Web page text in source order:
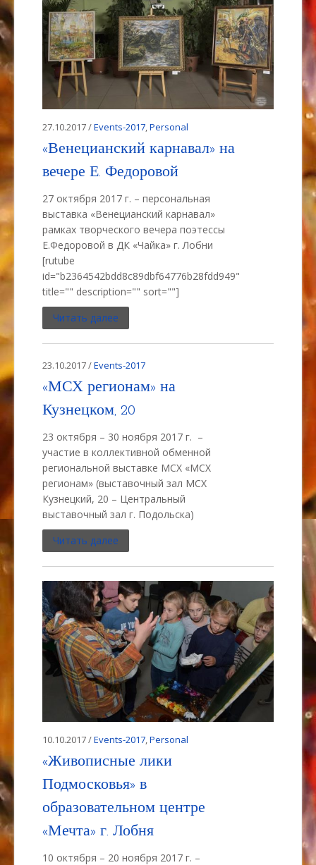
27.10.2017 /Events-2017,Personal
«Венецианский карнавал» на
вечере Е. Федоровой
27 октября 2017 г. – персональная
выставка «Венецианский карнавал»
рамках творческого вечера поэтессы
Е.Федоровой в ДК «Чайка» г. Лобни
[rutube
id="b2364542bdd8c89dbf64776b28fdd949"
title="" description="" sort=""]
Читать далее
23.10.2017 /Events-2017
«МСХ регионам» на
Кузнецком, 20
23 октября – 30 ноября 2017 г. –
участие в коллективной обменной
региональной выставке МСХ «МСХ
регионам» (выставочный зал МСХ
Кузнецкий, 20 – Центральный
выставочный зал г. Подольска)
Читать далее
10.10.2017 /Events-2017,Personal
«Живописные лики
Подмосковья» в
образовательном центре
«Мечта» г. Лобня
10 октября – 20 ноября 2017 г. –